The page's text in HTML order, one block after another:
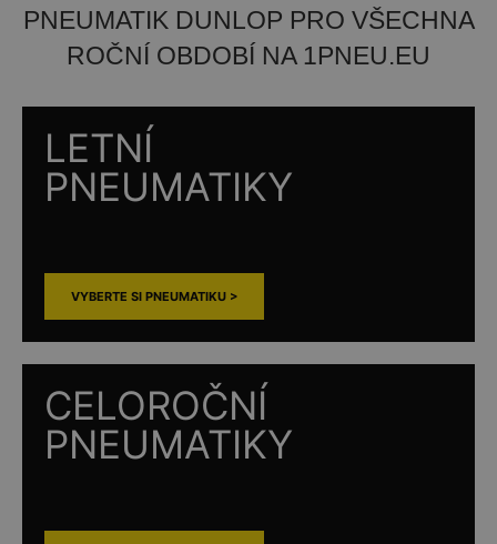
PNEUMATIK DUNLOP PRO VŠECHNA
ROČNÍ OBDOBÍ NA 1PNEU.EU
LETNÍ
PNEUMATIKY
VYBERTE SI PNEUMATIKU >
CELOROČNÍ
PNEUMATIKY